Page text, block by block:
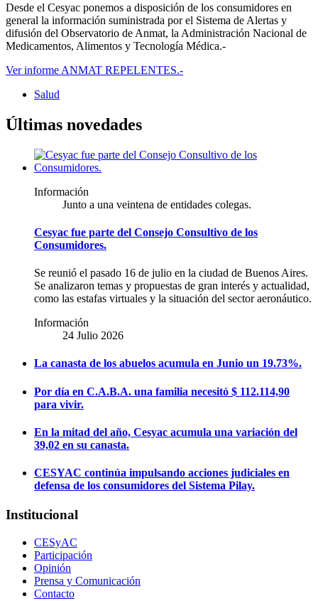
Desde el Cesyac ponemos a disposición de los consumidores en
general la información suministrada por el Sistema de Alertas y
difusión del Observatorio de Anmat, la Administración Nacional de
Medicamentos, Alimentos y Tecnología Médica.-
Ver informe ANMAT REPELENTES.-
Salud
Últimas novedades
Información
Junto a una veintena de entidades colegas.
Cesyac fue parte del Consejo Consultivo de los
Consumidores.
Se reunió el pasado 16 de julio en la ciudad de Buenos Aires.
Se analizaron temas y propuestas de gran interés y actualidad,
como las estafas virtuales y la situación del sector aeronáutico.
Información
24 Julio 2026
La canasta de los abuelos acumula en Junio un 19.73%.
Por día en C.A.B.A. una familia necesitó $ 112.114,90
para vivir.
En la mitad del año, Cesyac acumula una variación del
39,02 en su canasta.
CESYAC continúa impulsando acciones judiciales en
defensa de los consumidores del Sistema Pilay.
Institucional
CESyAC
Participación
Opinión
Prensa y Comunicación
Contacto